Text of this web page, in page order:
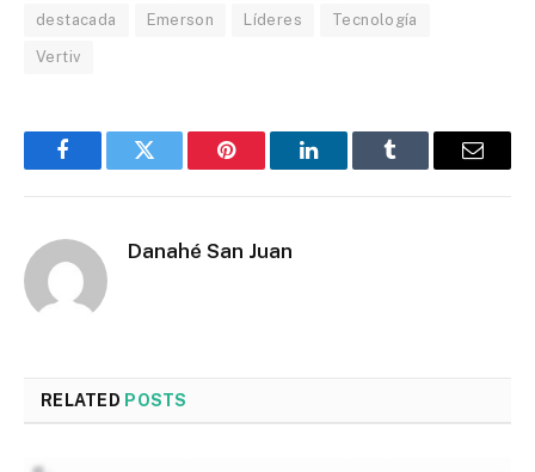
destacada Emerson Líderes Tecnología
Vertiv
FacebookTwitter Pinterest LinkedInTumblr Email
Danahé San Juan
RELATED POSTS